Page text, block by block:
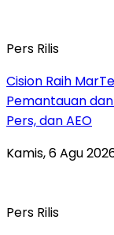
Pers Rilis
Cision Raih
Pemantauan dan
Pers, dan AEO
Kamis, 6 Agu
Pers Rilis